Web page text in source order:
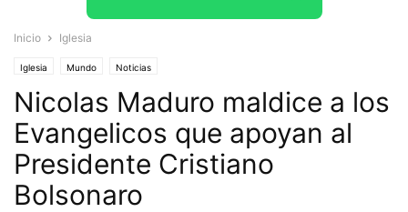
Inicio Iglesia
Iglesia Mundo Noticias
Nicolas Maduro maldice a los
Evangelicos que apoyan al
Presidente Cristiano
Bolsonaro